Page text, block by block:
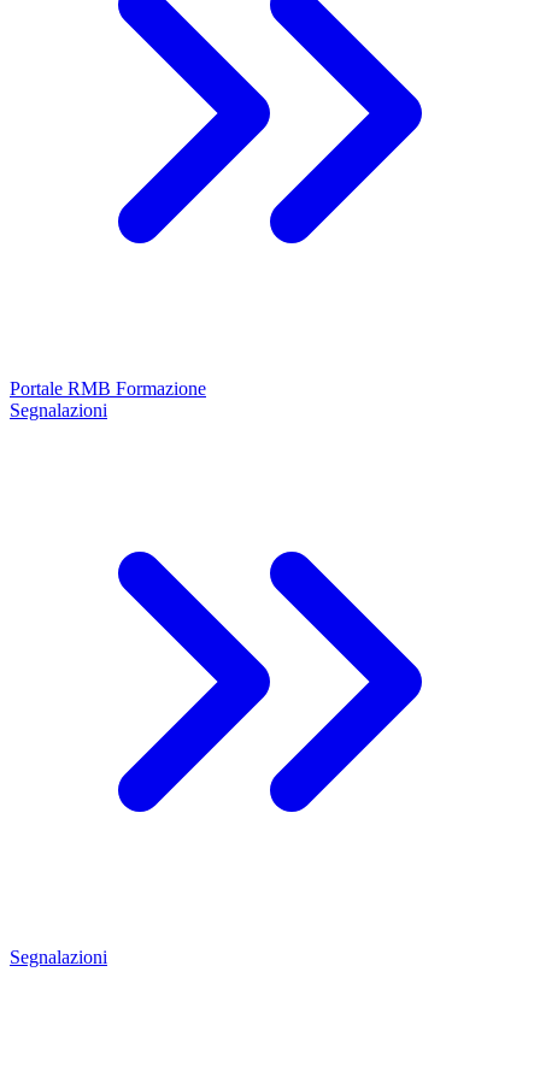
Portale RMB Formazione
Segnalazioni
Segnalazioni